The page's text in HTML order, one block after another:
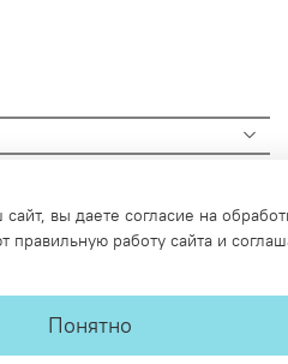
вы даете согласие на
правильную работу сайта и
Понятно